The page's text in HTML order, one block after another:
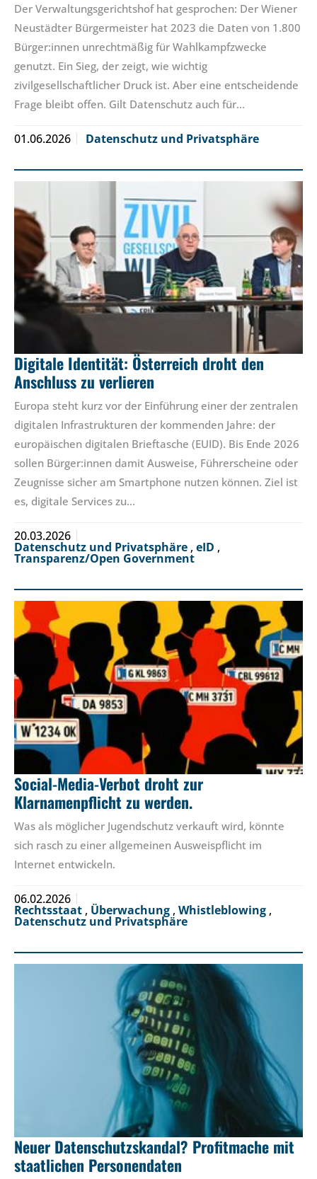
Der Verwaltungsgerichtshof hat gesprochen: Der Wiener
Neustädter Bürgermeister hat 2023 die Daten von 1.800
Bürger:innen unrechtmäßig für Wahlkampfzwecke
genutzt. Ein Sieg, der zeigt, wie wichtig
zivilgesellschaftlicher Druck ist. Aber eine entscheidende
Frage bleibt offen. Gilt Datenschutz auch für…
01.06.2026 Datenschutz und Privatsphäre
Digitale Identität: Österreich droht den
Anschluss zu verlieren
Europa steht kurz vor der Einführung einer der zentralen
digitalen Infrastrukturen der kommenden Jahre: der
europäischen digitalen Brieftasche (EUID). Bis Ende 2026
sollen Bürger:innen damit Ausweise, Führerscheine oder
Zeugnisse sicher am Smartphone nutzen können. Ziel ist
es, digitale Services zu…
20.03.2026
Datenschutz und Privatsphäre , eID ,
Transparenz/Open Government
Social-Media-Verbot droht zur
Klarnamenpflicht zu werden.
Was als möglicher Jugendschutz verkauft wird, könnte
sich rasch zu einer allgemeinen Ausweispflicht im
Internet entwickeln.
06.02.2026
Rechtsstaat , Überwachung , Whistleblowing ,
Datenschutz und Privatsphäre
Neuer Datenschutzskandal? Profitmache mit
staatlichen Personendaten